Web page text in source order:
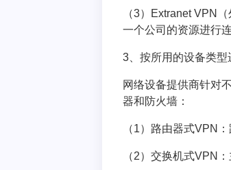
（3）Extranet VPN
一个公司的资源进行连
3、按所用的设备类型
网络设备提供商针对
器和防火墙：
（1）路由器式VPN
（2）交换机式VPN